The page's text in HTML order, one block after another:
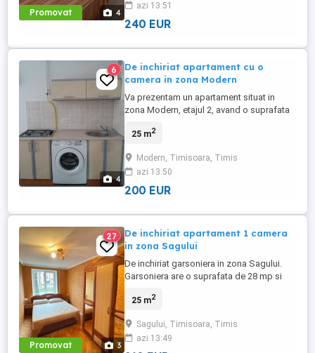
Promovat 4
azi 13:51
240 EUR
4
6
De inchiriat apartament cu o
camera in zona Modern
Va prezentam un apartament situat in
zona Modern, etajul 2, avand o suprafata
toate cele necesare, ca si puncte de reper
multe detalii , va rugam sa ne contactati la
nr afisat!
25 m2
Modern, Timisoara, Timis
azi 13:50
200 EUR
Promovat 3
27
De inchiriat apartament 1 camera
in zona Sagului
De inchiriat garsoniera in zona Sagului.
Garsoniera are o suprafata de 28 mp si
transport in comun. Complet mobilata si
telefon afisat!
25 m2
Sagului, Timisoara, Timis
azi 13:49